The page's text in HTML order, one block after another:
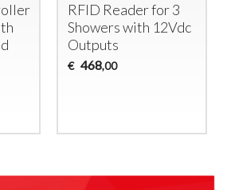
RFID Reader for 3
Showers with 12Vdc
Outputs
€ 468,00